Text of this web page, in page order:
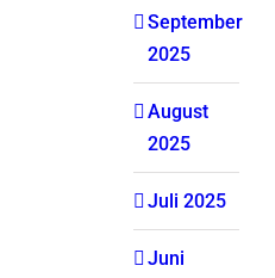
September
2025
August
2025
Juli 2025
Juni